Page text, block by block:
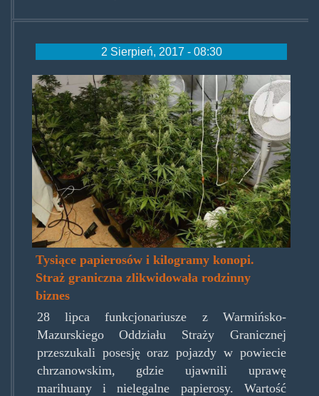
2 Sierpień, 2017 - 08:30
rodzinnybizneslipiec17.jpg
Tysiące papierosów i kilogramy konopi.
Straż graniczna zlikwidowała rodzinny
biznes
28 lipca funkcjonariusze z Warmińsko-
Mazurskiego Oddziału Straży Granicznej
przeszukali posesję oraz pojazdy w powiecie
chrzanowskim, gdzie ujawnili uprawę
marihuany i nielegalne papierosy. Wartość